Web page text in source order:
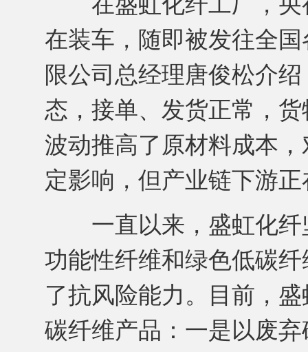
在装车，随即被发往全
限公司总经理唐俊松介
态，接单、发货正常，
波动推高了原材料成本
定影响，但产业链下游
一直以来，盛虹化纤
功能性纤维和绿色低碳
了抗风险能力。目前，
碳纤维产品：一是以废